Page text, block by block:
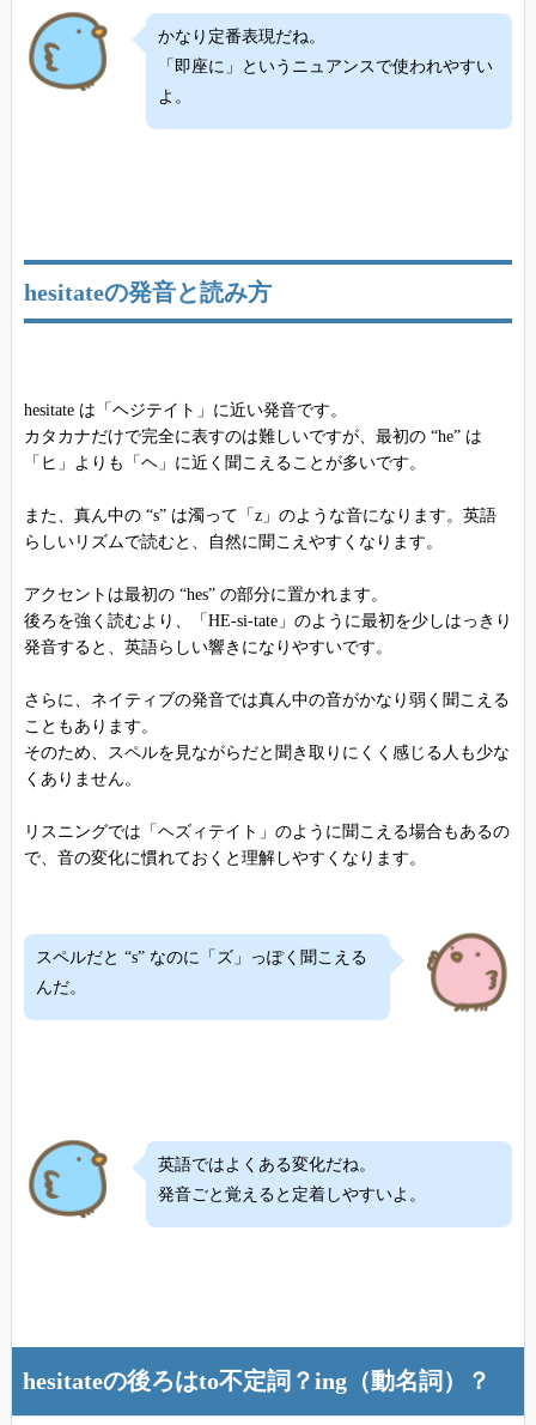
かなり定番表現だね。
「即座に」というニュアンスで使われやすい
よ。
hesitateの発音と読み方
hesitate は「ヘジテイト」に近い発音です。
カタカナだけで完全に表すのは難しいですが、最初の “he” は
「ヒ」よりも「ヘ」に近く聞こえることが多いです。
また、真ん中の “s” は濁って「z」のような音になります。英語
らしいリズムで読むと、自然に聞こえやすくなります。
アクセントは最初の “hes” の部分に置かれます。
後ろを強く読むより、「HE-si-tate」のように最初を少しはっきり
発音すると、英語らしい響きになりやすいです。
さらに、ネイティブの発音では真ん中の音がかなり弱く聞こえる
こともあります。
そのため、スペルを見ながらだと聞き取りにくく感じる人も少な
くありません。
リスニングでは「ヘズィテイト」のように聞こえる場合もあるの
で、音の変化に慣れておくと理解しやすくなります。
スペルだと “s” なのに「ズ」っぽく聞こえる
んだ。
英語ではよくある変化だね。
発音ごと覚えると定着しやすいよ。
hesitateの後ろはto不定詞？ing（動名詞）？